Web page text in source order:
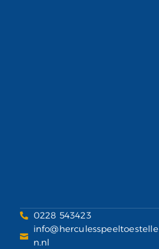
0228 543423
info@herculesspeeltoestelle
n.nl